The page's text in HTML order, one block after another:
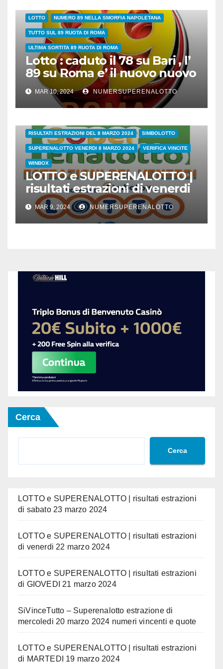
LOTTO NUMERO 89 NELLA SMORFIA NAPOLETANA
TUTTO SUL 89 RUOTA DI ROMA
ULTIMA SORTITA 89 RUOTA DI ROMA
Lotto : caduto il 78 su Bari , l’
89 su Roma e’ il nuovo nuovo
leader dei ritardatari
MAR 10, 2024 NUMERSUPERENALOTTO
COVID ESTRAZIONI DI OGGI LOTTO
RISULTATI ESTRAZIONI DEL 8 MARZO 2024 SIMBOLOTTO
SUPERENALOTTO VENERDI 8 MARZO 2024 VERIFICA VINCITE
WINBOX
LOTTO e SUPERENALOTTO |
risultati estrazioni di venerdi
8 marzo 2024
MAR 9, 2024 NUMERSUPERENALOTTO
Cerca
Cerca
LOTTO e SUPERENALOTTO | risultati estrazioni
di sabato 23 marzo 2024
LOTTO e SUPERENALOTTO | risultati estrazioni
di venerdi 22 marzo 2024
LOTTO e SUPERENALOTTO | risultati estrazioni
di GIOVEDI 21 marzo 2024
SiVinceTutto – Superenalotto estrazione di
mercoledi 20 marzo 2024 numeri vincenti e quote
LOTTO e SUPERENALOTTO | risultati estrazioni
di MARTEDI 19 marzo 2024